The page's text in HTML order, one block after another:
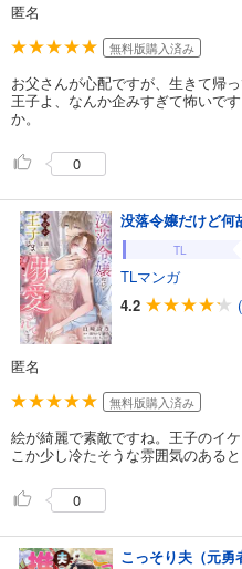
匿名
無料版購入済み
お父さんが心配ですが、生きて帰
王子よ、なんか企みすぎて怖いで
か。
0
TL
TLマンガ
4.2
匿名
無料版購入済み
絵が綺麗で素敵ですね。王子のイ
こか少し冷たそうな雰囲気のある
0